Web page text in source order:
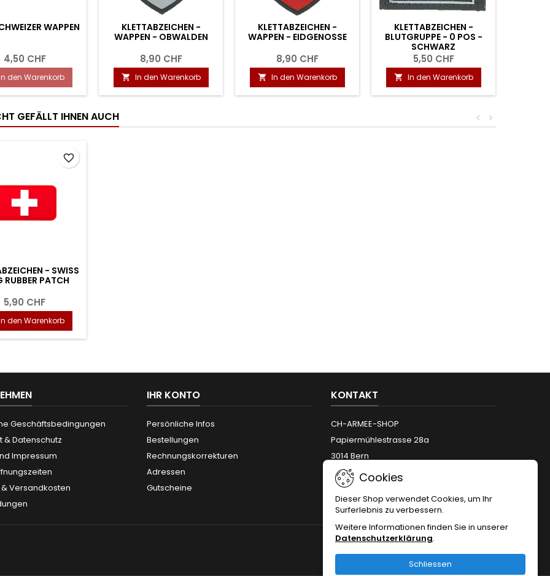
WAPPEN
4,50 CHF
In den Warenkorb
KLETTABZEICHEN -
WAPPEN - OBWALDEN
8,90 CHF
 In den Warenkorb
KLETTABZEICHEN -
WAPPEN - EIDGENOSSE
8,90 CHF
 In den Warenkorb
KLETTABZEICHEN -
BLUTGRUPPE - 0 POS -
SCHWARZ
5,50 CHF
 In den Warenkorb
GEFÄLLT IHNEN AUCH >
<
- SWISS
RUBBER PATCH
5,90 CHF
den Warenkorb
favorite_border
Geschäftsbedingungen
& Datenschutz
Impressum
Versandkosten
IHR KONTO
Persönliche Infos
Bestellungen
Rechnungskorrekturen
Adressen
Gutscheine
KONTAKT
CH-ARMEE-SHOP
Papiermühlestrasse 28a
3014 Bern
Telefon:+41 (0)31 312 12 66
Email:
Cookies
Dieser Shop verwendet Cookies, um Ihr
Surferlebnis zu verbessern.
Weitere Informationen finden Sie in unserer
Datenschutzerklärung.
Schliessen